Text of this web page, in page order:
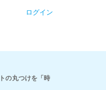
ログイン
の丸つけを「時